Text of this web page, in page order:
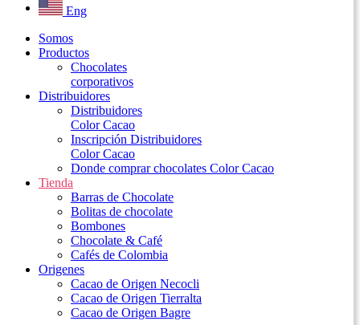
Eng
Somos
Productos
Chocolates
corporativos
Distribuidores
Distribuidores
Color Cacao
Inscripción Distribuidores
Color Cacao
Donde comprar chocolates Color Cacao
Tienda
Barras de Chocolate
Bolitas de chocolate
Bombones
Chocolate & Café
Cafés de Colombia
Origenes
Cacao de Origen Necocli
Cacao de Origen Tierralta
Cacao de Origen Bagre